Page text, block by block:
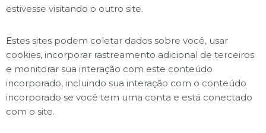
estivesse visitando o outro site.
Estes sites podem coletar dados sobre você, usar
cookies, incorporar rastreamento adicional de terceiros
e monitorar sua interação com este conteúdo
incorporado, incluindo sua interação com o conteúdo
incorporado se você tem uma conta e está conectado
com o site.